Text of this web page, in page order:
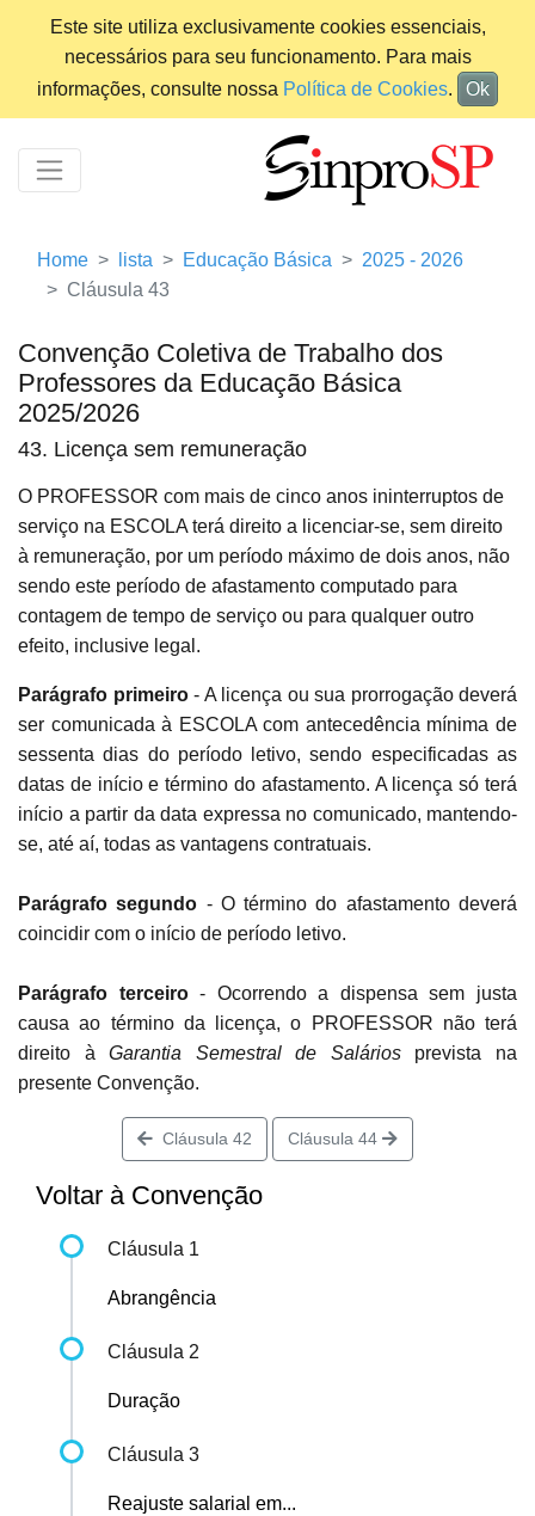
Este site utiliza exclusivamente cookies essenciais,
necessários para seu funcionamento. Para mais
informações, consulte nossa Política de Cookies. Ok
Home lista Educação Básica
2025 - 2026
Cláusula 43
Convenção Coletiva de Trabalho dos
Professores da Educação Básica
2025/2026
43. Licença sem remuneração
O PROFESSOR com mais de cinco anos ininterruptos de
serviço na ESCOLA terá direito a licenciar-se, sem direito
à remuneração, por um período máximo de dois anos, não
sendo este período de afastamento computado para
contagem de tempo de serviço ou para qualquer outro
efeito, inclusive legal.
Parágrafo primeiro- A licença ou sua prorrogação deverá
ser comunicada à ESCOLA com antecedência mínima de
sessenta dias do período letivo, sendo especificadas as
datas de início e término do afastamento. A licença só terá
início a partir da data expressa no comunicado, mantendo-
se, até aí, todas as vantagens contratuais.
Parágrafo segundo - O término do afastamento deverá
coincidir com o início de período letivo.
Parágrafo terceiro- Ocorrendo a dispensa sem justa
causa ao término da licença, o PROFESSOR não terá
direito àGarantia Semestral de Saláriosprevista na
presente Convenção.
Cláusula 42 Cláusula 44
Voltar à Convenção
Cláusula 1
Abrangência
Cláusula 2
Duração
Cláusula 3
Reajuste salarial em...